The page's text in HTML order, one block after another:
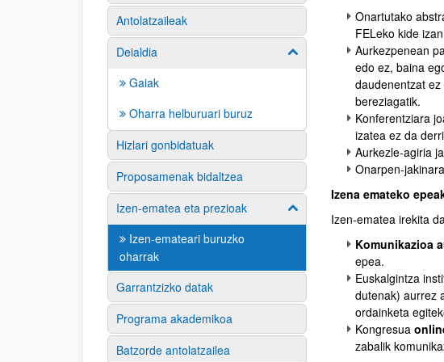
Antolatzaileak
Deialdia
Erakutsi/izkutatu azpiorriak
Gaiak
Oharra helburuari buruz
Hizlari gonbidatuak
Proposamenak bidaltzea
Izen-ematea eta prezioak
Erakutsi/izkutatu azpiorriak
Izen-emateari buruzko
oharrak
Garrantzizko datak
Programa akademikoa
Batzorde antolatzailea
Onartutako
FELeko kide
Aurkezpenean
edo ez, baina
daudenentzat
bereziagatik.
Konferentziara
izatea ez da
Aurkezle-agiria
Onarpen-
Izena emateko
Izen-ematea irekita
Komunikazioa
epea.
Euskalgintza
dutenak) aurrez
ordainketa
Kongresua
zabalik